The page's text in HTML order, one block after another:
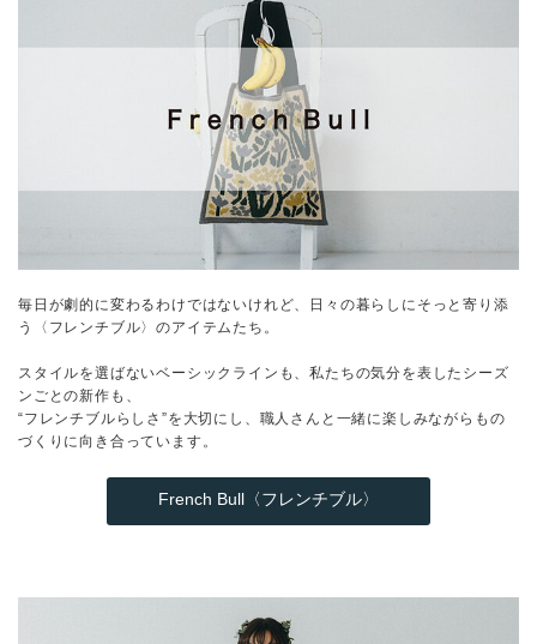
毎日が劇的に変わるわけではないけれど、日々の暮らしにそっと寄り添
う〈フレンチブル〉のアイテムたち。
スタイルを選ばないベーシックラインも、私たちの気分を表したシーズ
ンごとの新作も、
“フレンチブルらしさ”を大切にし、職人さんと一緒に楽しみながらもの
づくりに向き合っています。
French Bull〈フレンチブル〉